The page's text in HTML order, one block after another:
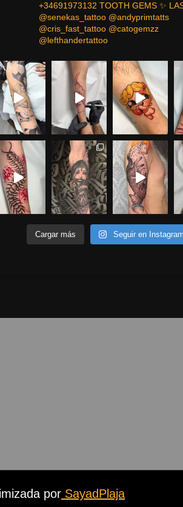
+34691973132 TOOTH GEMS ✨
@senekas_tattoo @andyprimtatts
@cris_fast_tattoo @catogemzz
@lefthandertattoo
Cargar más Seguir en Instagram
por SayadPlaja